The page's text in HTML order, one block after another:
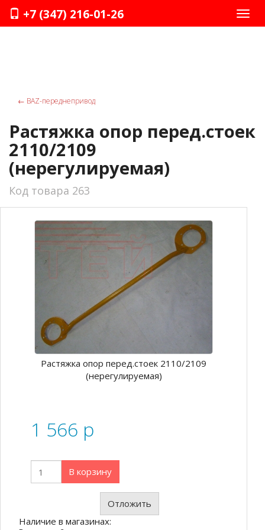
+7 (347) 216-01-26
← ВАZ-переднепривод
Растяжка опор перед.стоек
2110/2109
(нерегулируемая)
Код товара 263
Растяжка опор перед.стоек 2110/2109
(нерегулируемая)
1 566 p
В корзину
Отложить
Наличие в магазинах: